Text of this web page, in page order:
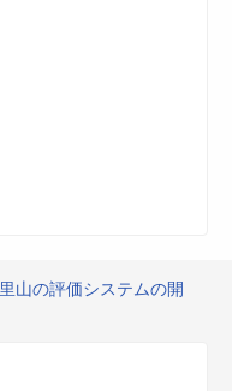
山の評価システムの開